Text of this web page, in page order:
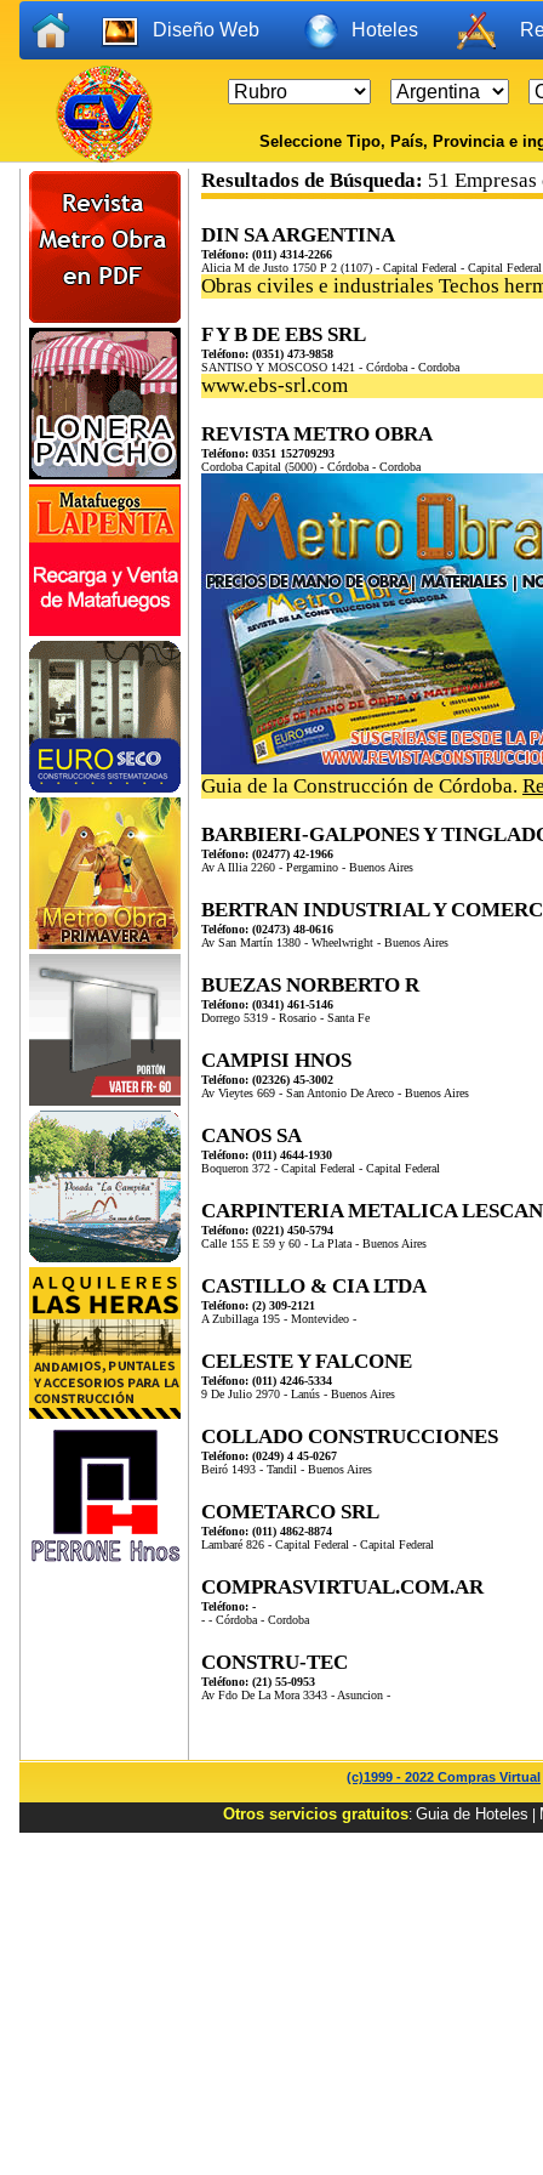
Diseño Web Hoteles
Seleccione Tipo, País, Provincia e
Resultados de Búsqueda: 51
DIN SA ARGENTINA
Teléfono: (011) 4314-2266
Alicia M de Justo 1750 P 2 (1107) - Capital Federal - Capital Federal
Obras civiles e industriales Techos
F Y B DE EBS SRL
Teléfono: (0351) 473-9858
SANTISO Y MOSCOSO 1421 - Córdoba - Cordoba
www.ebs-srl.com
REVISTA METRO OBRA
Teléfono: 0351 152709293
Cordoba Capital (5000) - Córdoba - Cordoba
Guia de la Construcción de Córdoba.
BARBIERI-GALPONES Y
Teléfono: (02477) 42-1966
Av A Illia 2260 - Pergamino - Buenos Aires
BERTRAN INDUSTRIAL Y
Teléfono: (02473) 48-0616
Av San Martín 1380 - Wheelwright - Buenos Aires
BUEZAS NORBERTO R
Teléfono: (0341) 461-5146
Dorrego 5319 - Rosario - Santa Fe
CAMPISI HNOS
Teléfono: (02326) 45-3002
Av Vieytes 669 - San Antonio De Areco - Buenos Aires
CANOS SA
Teléfono: (011) 4644-1930
Boqueron 372 - Capital Federal - Capital Federal
CARPINTERIA METALICA
Teléfono: (0221) 450-5794
Calle 155 E 59 y 60 - La Plata - Buenos Aires
CASTILLO & CIA LTDA
Teléfono: (2) 309-2121
A Zubillaga 195 - Montevideo -
CELESTE Y FALCONE
Teléfono: (011) 4246-5334
9 De Julio 2970 - Lanús - Buenos Aires
COLLADO CONSTRUCCIONES
Teléfono: (0249) 4 45-0267
Beiró 1493 - Tandil - Buenos Aires
COMETARCO SRL
Teléfono: (011) 4862-8874
Lambaré 826 - Capital Federal - Capital Federal
COMPRASVIRTUAL.COM.AR
Teléfono: -
- - Córdoba - Cordoba
CONSTRU-TEC
Teléfono: (21) 55-0953
Av Fdo De La Mora 3343 - Asuncion -
(c)1999 - 2022 Compras Virtual
Otros servicios gratuitos: Guia de Hoteles